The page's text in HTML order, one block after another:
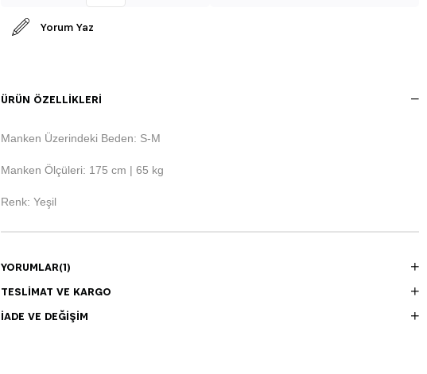
Yorum Yaz
ÜRÜN ÖZELLIKLERI
Manken Üzerindeki Beden: S-M
Manken Ölçüleri: 175 cm | 65 kg
Renk: Yeşil
YORUMLAR(1)
TESLIMAT VE KARGO
İADE VE DEĞIŞIM